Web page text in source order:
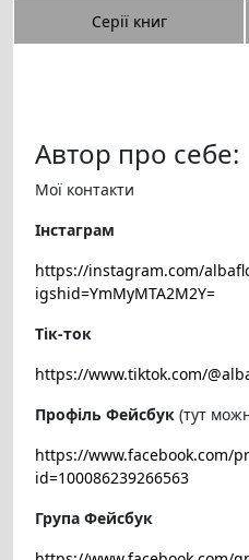
Серії книг
Автор про себе:
Мої контакти
Інстаграм
https://instagram.com/
igshid=YmMyMTA2M2Y=
Тік-ток
https://www.tiktok.com/
Профіль Фейсбук (тут
https://www.facebook.com/
id=100086239266563
Група Фейсбук